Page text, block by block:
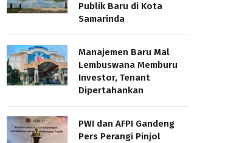
Publik Baru di Kota
Samarinda
Manajemen Baru Mal
Lembuswana Memburu
Investor, Tenant
Dipertahankan
PWI dan AFPI Gandeng
Pers Perangi Pinjol